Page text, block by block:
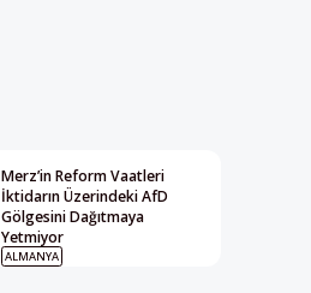
Merz’in Reform Vaatleri
İktidarın Üzerindeki AfD
Gölgesini Dağıtmaya
Yetmiyor
ALMANYA